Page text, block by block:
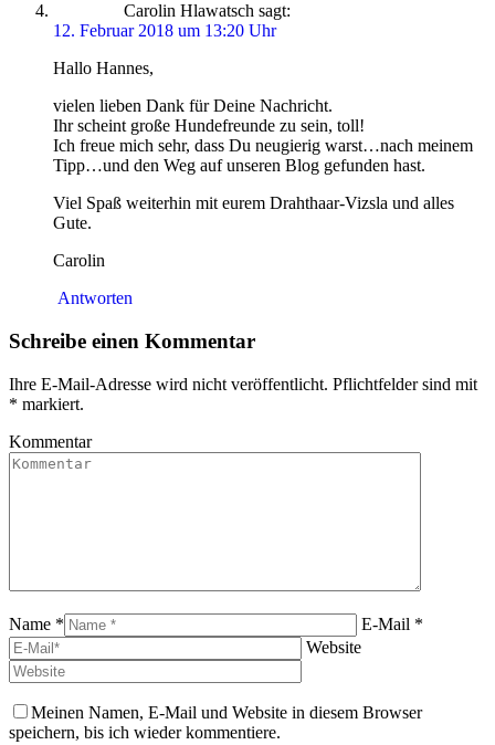
Carolin Hlawatsch sagt:
12. Februar 2018 um 13:20 Uhr
Hallo Hannes,
vielen lieben Dank für Deine Nachricht.
Ihr scheint große Hundefreunde zu sein, toll!
Ich freue mich sehr, dass Du neugierig warst…nach meinem
Tipp…und den Weg auf unseren Blog gefunden hast.
Viel Spaß weiterhin mit eurem Drahthaar-Vizsla und alles
Gute.
Carolin
Antworten
Schreibe einen Kommentar
Ihre E-Mail-Adresse wird nicht veröffentlicht. Pflichtfelder sind mit
* markiert.
Kommentar
Name *
E-Mail *
Website
Meinen Namen, E-Mail und Website in diesem Browser
speichern, bis ich wieder kommentiere.